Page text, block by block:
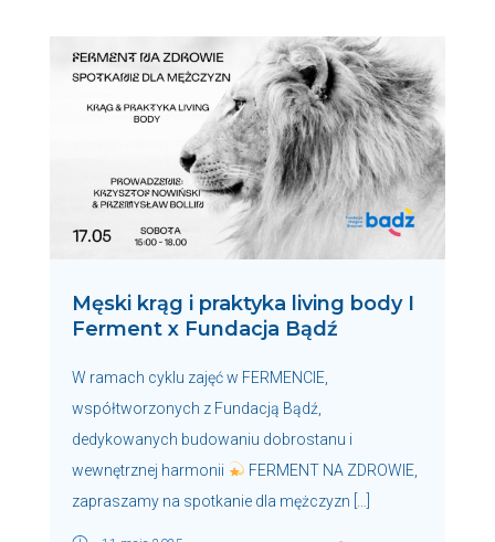
Męski krąg i praktyka living body I
Ferment x Fundacja Bądź
W ramach cyklu zajęć w FERMENCIE,
współtworzonych z Fundacją Bądź,
dedykowanych budowaniu dobrostanu i
wewnętrznej harmonii
FERMENT NA ZDROWIE,
zapraszamy na spotkanie dla mężczyzn […]